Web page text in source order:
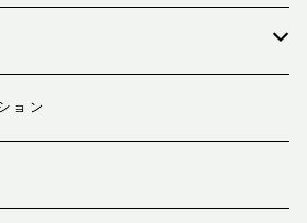
ョン